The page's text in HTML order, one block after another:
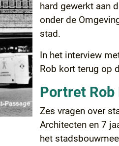
hard gewerkt aan
onder de
stad.
In het interview
Rob kort terug op
Portret Rob
Zes vragen over
Architecten en 7
het